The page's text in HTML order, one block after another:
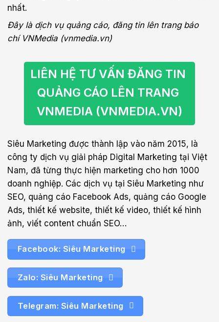
nhất.
Đây là dịch vụ quảng cáo, đăng tin lên trang báo
chí VNMedia (vnmedia.vn)
LIÊN HỆ TƯ VẤN ĐĂNG TIN
QUẢNG CÁO LÊN TRANG
VNMEDIA (VNMEDIA.VN)
Siêu Marketing được thành lập vào năm 2015, là
công ty dịch vụ giải pháp Digital Marketing tại Việt
Nam, đã từng thực hiện marketing cho hơn 1000
doanh nghiệp. Các dịch vụ tại Siêu Marketing như
SEO, quảng cáo Facebook Ads, quảng cáo Google
Ads, thiết kế website, thiết kế video, thiết kế hình
ảnh, viết content chuẩn SEO…
Facebook: Siêu Marketing
Zalo: Siêu Marketing
Telegram: Siêu Marketing